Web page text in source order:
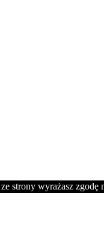
strony wyrażasz